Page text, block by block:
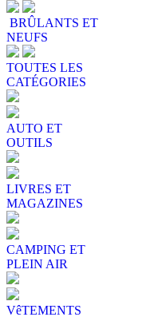
BRÛLANTS ET
NEUFS
TOUTES LES
CATÉGORIES
AUTO ET
OUTILS
LIVRES ET
MAGAZINES
CAMPING ET
PLEIN AIR
VêTEMENTS